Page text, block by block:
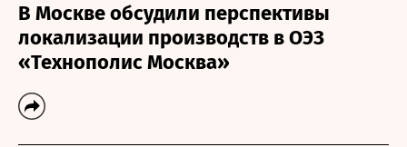
В Москве обсудили перспективы
локализации производств в ОЭЗ
«Технополис Москва»